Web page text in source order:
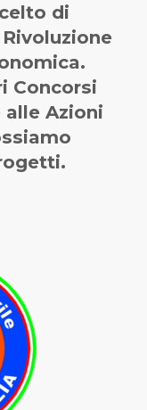
di
Concorsi
alle Azioni